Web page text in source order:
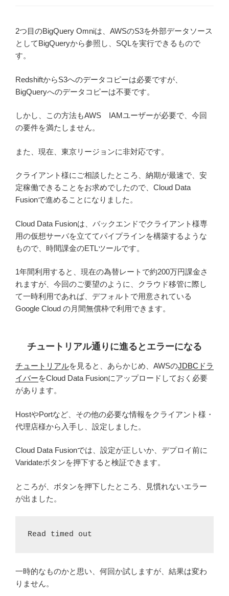
2つ目のBigQuery Omniは、AWSのS3を外部データソース
としてBigQueryから参照し、SQLを実行できるもので
す。
RedshiftからS3へのデータコピーは必要ですが、
BigQueryへのデータコピーは不要です。
しかし、この方法もAWS IAMユーザーが必要で、今回
の要件を満たしません。
また、現在、東京リージョンに非対応です。
クライアント様にご相談したところ、納期が最速で、安
定稼働できることをお求めでしたので、Cloud Data
Fusionで進めることになりました。
Cloud Data Fusionは、バックエンドでクライアント様専
用の仮想サーバを立ててパイプラインを構築するような
もので、時間課金のETLツールです。
1年間利用すると、現在の為替レートで約200万円課金さ
れますが、今回のご要望のように、クラウド移管に際し
て一時利用であれば、デフォルトで用意されている
Google Cloud の月間無償枠で利用できます。
チュートリアル通りに進るとエラーになる
チュートリアルを見ると、あらかじめ、AWSのJDBCドラ
イバーをCloud Data Fusionにアップロードしておく必要
があります。
HostやPortなど、その他の必要な情報をクライアント様・
代理店様から入手し、設定しました。
Cloud Data Fusionでは、設定が正しいか、デプロイ前に
Varidateボタンを押下すると検証できます。
ところが、ボタンを押下したところ、見慣れないエラー
が出ました。
Read timed out
一時的なものかと思い、何回か試しますが、結果は変わ
りません。